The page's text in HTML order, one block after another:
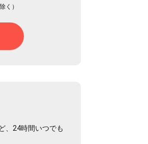
く）
、24時間いつでも